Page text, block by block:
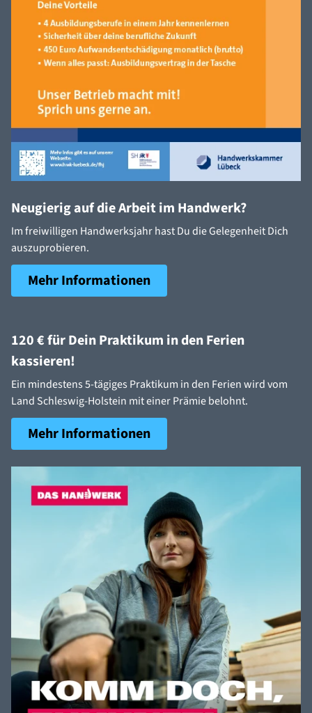
Neugierig auf die Arbeit im Handwerk?
Im freiwilligen Handwerksjahr hast Du die Gelegenheit Dich
auszuprobieren.
Mehr Informationen
120 € für Dein Praktikum in den Ferien
kassieren!
Ein mindestens 5-tägiges Praktikum in den Ferien wird vom
Land Schleswig-Holstein mit einer Prämie belohnt.
Mehr Informationen